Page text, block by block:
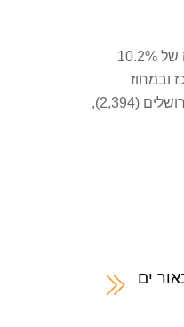
ברמה הארצית, בתקופה שבין אוקטובר 2020 לספטמבר 2021 החלו להיבנות בארץ כ-56 אלף דירות חדשות, עלייה של כ-4% לעומת 12 החודשים הקודמים, ירידה של 10.2%
היו במחוז המרכז ובמחוז
תל-אביב (26.1% ו-21.3% בהתאמה), בעוד שרק 7.8% היו במחוז ירושלים. הערים המובילות הן אשקלון עם 4,108 התחלות בנייה, תל אביב-יפו כאמור עם 3,049, ירושלים (2,394),